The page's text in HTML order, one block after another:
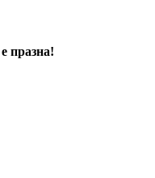
празна!